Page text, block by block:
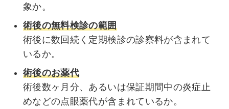
象か。
術後の無料検診の範囲
術後に数回続く定期検診の診察料が含まれて
いるか。
術後のお薬代
術後数ヶ月分、あるいは保証期間中の炎症止
めなどの点眼薬代が含まれているか。